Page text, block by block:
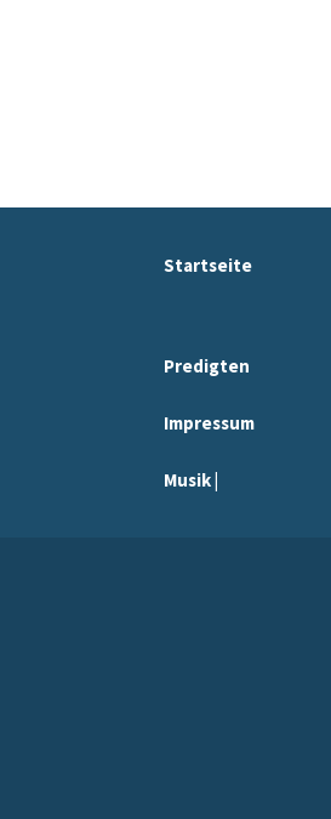
Startseite
Predigten
Impressum
Musik |